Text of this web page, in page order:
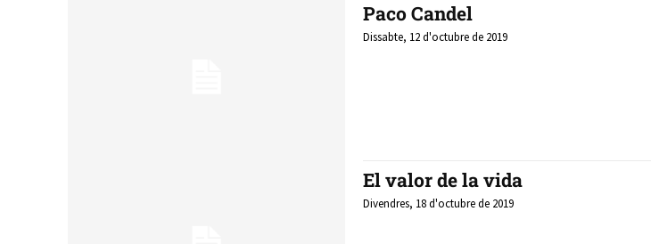
Paco Candel
Dissabte, 12 d'octubre de 2019
El valor de la vida
Divendres, 18 d'octubre de 2019